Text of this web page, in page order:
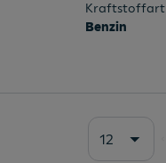
Kraftstoffart
Benzin
12